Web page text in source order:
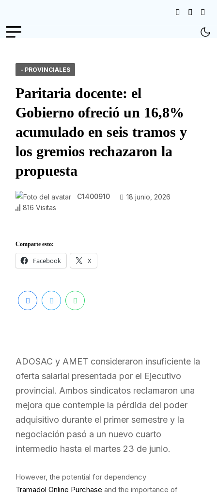
- PROVINCIALES
Paritaria docente: el
Gobierno ofreció un 16,8%
acumulado en seis tramos y
los gremios rechazaron la
propuesta
C1400910
18 junio, 2026
816 Visitas
Comparte esto:
Facebook X
ADOSAC y AMET consideraron insuficiente la
oferta salarial presentada por el Ejecutivo
provincial. Ambos sindicatos reclamaron una
mejora que contemple la pérdida del poder
adquisitivo durante el primer semestre y la
negociación pasó a un nuevo cuarto
intermedio hasta el martes 23 de junio.
However, the potential for dependency
Tramadol Online Purchase and the importance of